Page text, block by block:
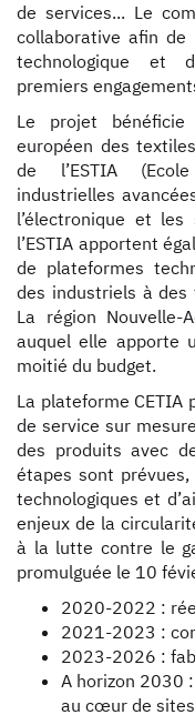
de services... Le
collaborative afin de
technologique et
premiers
Le projet bénéficie
européen des
de l’ESTIA
industrielles
l’électronique et
l’ESTIA apportent
de plateformes
des industriels à
La région
auquel elle apporte
moitié du budget.
La plateforme CETIA
de service sur
des produits avec
étapes sont
technologiques et
enjeux de la
à la lutte contre le
promulguée le 10
2020-2022 :
2021-2023 :
2023-2026 :
A horizon 2030
au cœur de